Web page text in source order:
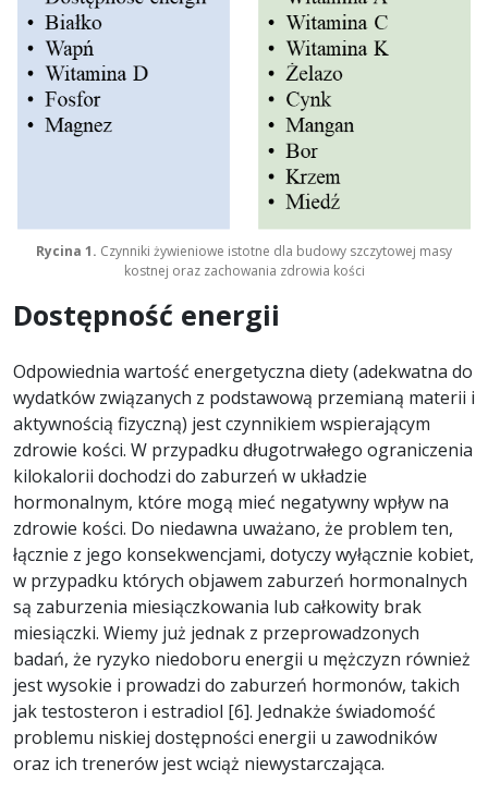
Rycina 1. Czynniki żywieniowe istotne dla budowy szczytowej masy
kostnej oraz zachowania zdrowia kości
Dostępność energii
Odpowiednia wartość energetyczna diety (adekwatna do
wydatków związanych z podstawową przemianą materii i
aktywnością fizyczną) jest czynnikiem wspierającym
zdrowie kości. W przypadku długotrwałego ograniczenia
kilokalorii dochodzi do zaburzeń w układzie
hormonalnym, które mogą mieć negatywny wpływ na
zdrowie kości. Do niedawna uważano, że problem ten,
łącznie z jego konsekwencjami, dotyczy wyłącznie kobiet,
w przypadku których objawem zaburzeń hormonalnych
są zaburzenia miesiączkowania lub całkowity brak
miesiączki. Wiemy już jednak z przeprowadzonych
badań, że ryzyko niedoboru energii u mężczyzn również
jest wysokie i prowadzi do zaburzeń hormonów, takich
jak testosteron i estradiol [6]. Jednakże świadomość
problemu niskiej dostępności energii u zawodników
oraz ich trenerów jest wciąż niewystarczająca.